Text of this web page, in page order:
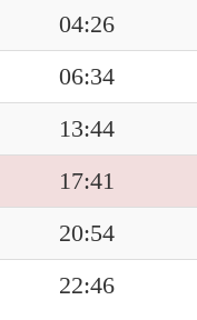
04:26
06:34
13:44
17:41
20:54
22:46